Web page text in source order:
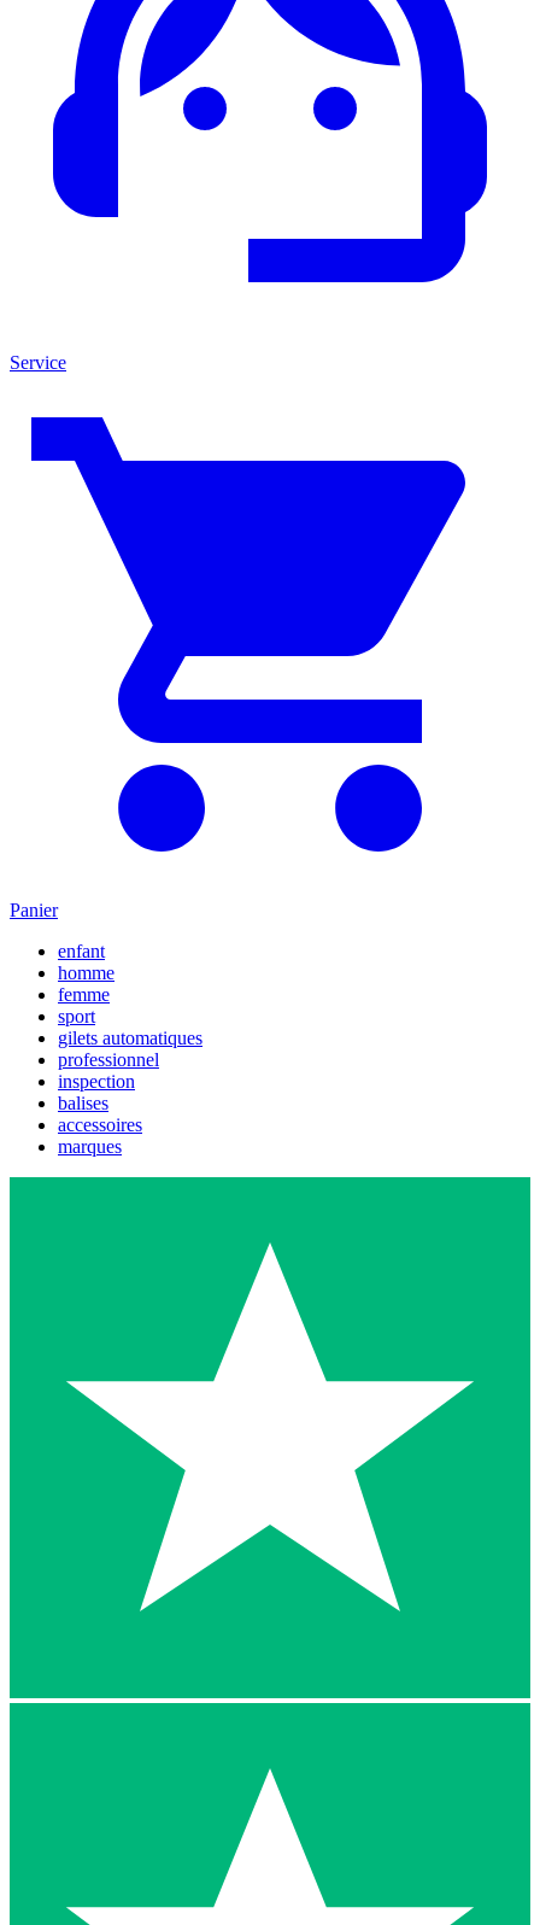
Service
Panier
enfant
homme
femme
sport
gilets automatiques
professionnel
inspection
balises
accessoires
marques